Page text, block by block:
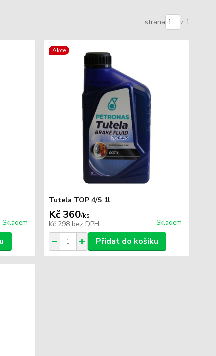
strana z 1
Skladem
Akce
Tutela TOP 4/S 1l
Kč 360/ks
Kč 298 bez DPH Skladem
Přidat do košíku